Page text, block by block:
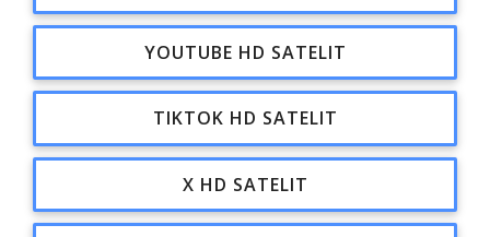
YOUTUBE HD SATELIT
TIKTOK HD SATELIT
X HD SATELIT